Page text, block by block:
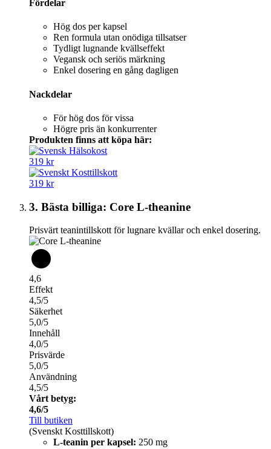
Fördelar
Hög dos per kapsel
Ren formula utan onödiga tillsatser
Tydligt lugnande kvällseffekt
Vegansk och seriös märkning
Enkel dosering en gång dagligen
Nackdelar
För hög dos för vissa
Högre pris än konkurrenter
Produkten finns att köpa här:
319 kr
319 kr
3. Bästa billiga: Core L-theanine
Prisvärt teanintillskott för lugnare kvällar och enkel dosering.
4,6
Effekt
4,5/5
Säkerhet
5,0/5
Innehåll
4,0/5
Prisvärde
5,0/5
Användning
4,5/5
Vårt betyg:
4,6/5
Till butiken
(Svenskt Kosttillskott)
L-teanin per kapsel: 250 mg